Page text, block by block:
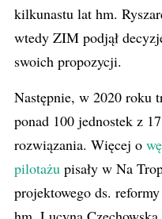
kilkunastu lat hm.
wtedy ZIM podjął
swoich propozycji.
Następnie, w 2020 roku
ponad 100 jednostek z
rozwiązania. Więcej o
pilotażu pisały w Na
projektowego ds.